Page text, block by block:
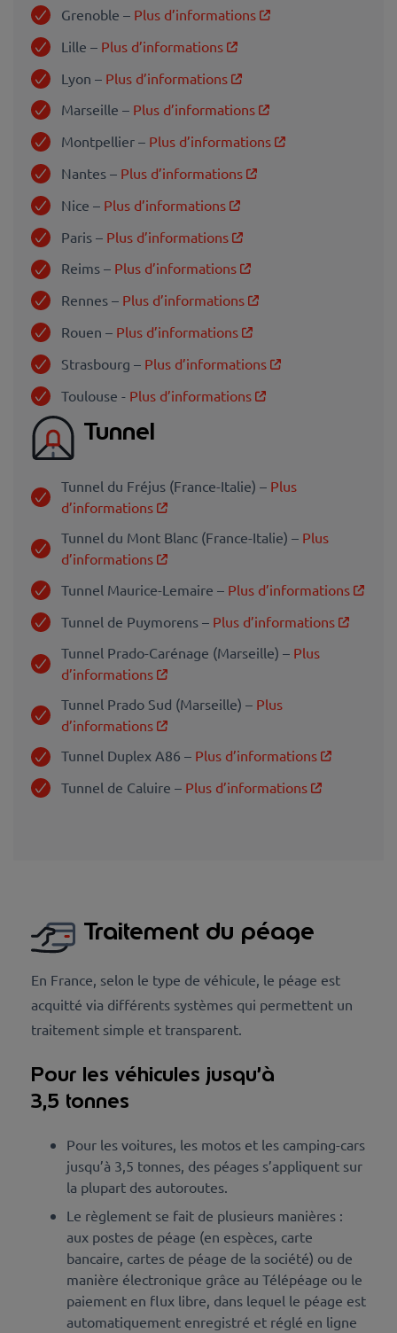
Grenoble – Plus d’informations
Lille – Plus d’informations
Lyon – Plus d’informations
Marseille – Plus d’informations
Montpellier – Plus d’informations
Nantes – Plus d’informations
Nice – Plus d’informations
Paris – Plus d’informations
Reims – Plus d’informations
Rennes – Plus d’informations
Rouen – Plus d’informations
Strasbourg – Plus d’informations
Toulouse - Plus d’informations
Tunnel
Tunnel du Fréjus (France-Italie) – Plus
d’informations
Tunnel du Mont Blanc (France-Italie) – Plus
d’informations
Tunnel Maurice-Lemaire – Plus d’informations
Tunnel de Puymorens – Plus d’informations
Tunnel Prado-Carénage (Marseille) – Plus
d’informations
Tunnel Prado Sud (Marseille) – Plus
d’informations
Tunnel Duplex A86 – Plus d’informations
Tunnel de Caluire – Plus d’informations
Traitement du péage
En France, selon le type de véhicule, le péage est
acquitté via différents systèmes qui permettent un
traitement simple et transparent.
Pour les véhicules jusqu’à
3,5 tonnes
Pour les voitures, les motos et les camping-cars
jusqu’à 3,5 tonnes, des péages s’appliquent sur
la plupart des autoroutes.
Le règlement se fait de plusieurs manières :
aux postes de péage (en espèces, carte
bancaire, cartes de péage de la société) ou de
manière électronique grâce au Télépéage ou le
paiement en flux libre, dans lequel le péage est
automatiquement enregistré et réglé en ligne